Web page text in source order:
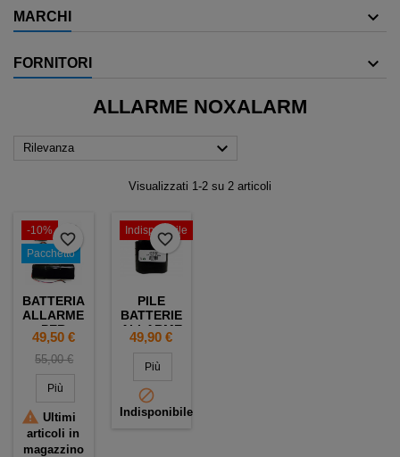
MARCHI
FORNITORI
ALLARME NOXALARM
Rilevanza 
Visualizzati 1-2 su 2 articoli
-10%
Pacchetto
BATTERIA
ALLARME
PER
PISCINA
COMPATIBILE
6LR20
- 9V 18AH
+
CONNETTORE
Prezzo
49,50 €Prezzo
55,00 €
Più
 Ultimi
articoli in
magazzino
favorite_border Indisponibile
PILE
BATTERIE
ALLARME
COMPATIBILE
- D -
LSH20 -
7.2V -
13AH +
Prezzo
49,90 €
Più

Indisponibile
favorite_border